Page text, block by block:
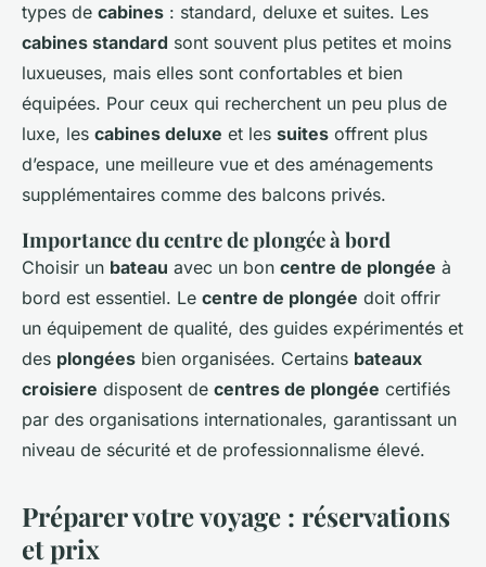
types de cabines : standard, deluxe et suites. Les
cabines standard sont souvent plus petites et moins
luxueuses, mais elles sont confortables et bien
équipées. Pour ceux qui recherchent un peu plus de
luxe, les cabines deluxe et les suites offrent plus
d’espace, une meilleure vue et des aménagements
supplémentaires comme des balcons privés.
Importance du centre de plongée à bord
Choisir un bateau avec un bon centre de plongée à
bord est essentiel. Le centre de plongée doit offrir
un équipement de qualité, des guides expérimentés et
des plongées bien organisées. Certains bateaux
croisiere disposent de centres de plongée certifiés
par des organisations internationales, garantissant un
niveau de sécurité et de professionnalisme élevé.
Préparer votre voyage : réservations
et prix